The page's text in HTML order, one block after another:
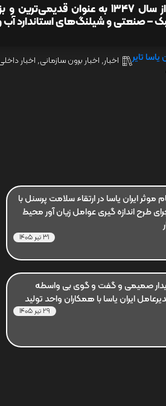
شرکت ایران یاسا تایر و رابر از سال
– صنعتی و شیلنگ‌های استاندارد آب
تایر اخبار, اخبار برون سازمانی, اخبار
موثر ایران یاسا در ارتقاء سلامت پرسنل با
طرح اندازه گیری عوامل زیان آور محیط
31 تیر 1405
صمیمی و گفت و گوی بی واسطه
ایران یاسا با همکاران واحد تولید
29 تیر 1405